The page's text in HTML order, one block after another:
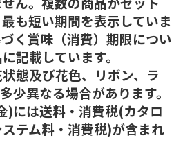
も短い期間を表示していま
く賞味（消費）期限につい
記載しています。
態及び花色、リボン、ラ
少異なる場合があります。
には送料・消費税(カタロ
テム料・消費税)が含まれ